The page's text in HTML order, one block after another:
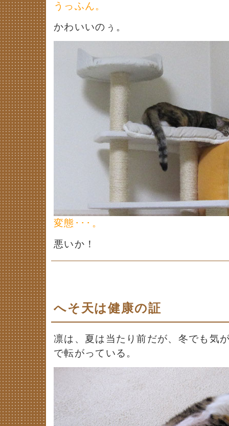
うっふん。
かわいいのぅ。
変態･･･。
悪いか！
へそ天は健康の証
凛は、夏は当たり前だが、冬でも気
で転がっている。